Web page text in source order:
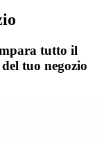
tutto il
tuo negozio